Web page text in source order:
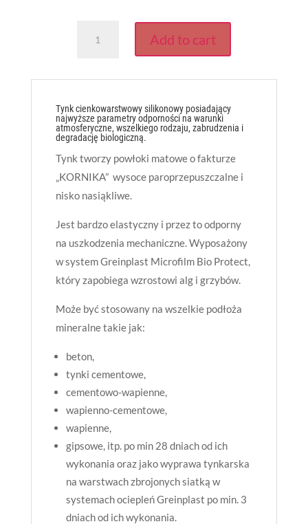
Kornik
22
kg
quantity
Add to cart
Tynk cienkowarstwowy silikonowy posiadający
najwyższe parametry odporności na warunki
atmosferyczne, wszelkiego rodzaju, zabrudzenia i
degradację biologiczną.
Tynk tworzy powłoki matowe o fakturze
„KORNIKA” wysoce paroprzepuszczalne i
nisko nasiąkliwe.
Jest bardzo elastyczny i przez to odporny
na uszkodzenia mechaniczne. Wyposażony
w system Greinplast Microfilm Bio Protect,
który zapobiega wzrostowi alg i grzybów.
Może być stosowany na wszelkie podłoża
mineralne takie jak:
beton,
tynki cementowe,
cementowo-wapienne,
wapienno-cementowe,
wapienne,
gipsowe, itp. po min 28 dniach od ich
wykonania oraz jako wyprawa tynkarska
na warstwach zbrojonych siatką w
systemach ociepleń Greinplast po min. 3
dniach od ich wykonania.